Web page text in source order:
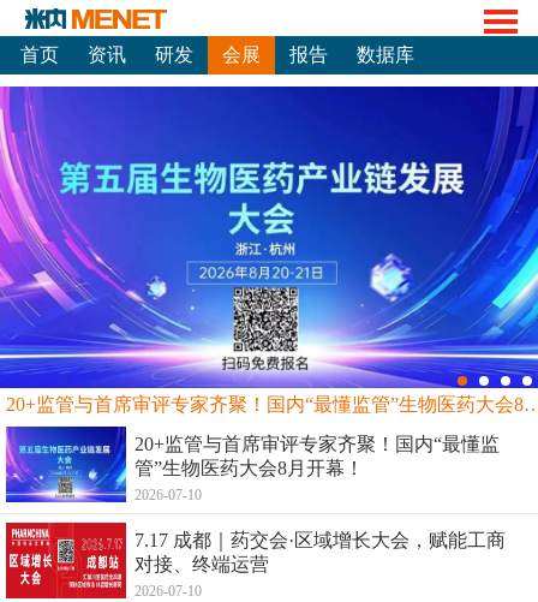
首页 资讯 研发 会展 报告 数据库
20+监管与首席审评专家齐聚！国内“最
20+监管与首席审评专家齐聚！国内“最懂监
管”生物医药大会8月开幕！
2026-07-10
7.17 成都｜药交会·区域增长大会，赋能工商
对接、终端运营
2026-07-10